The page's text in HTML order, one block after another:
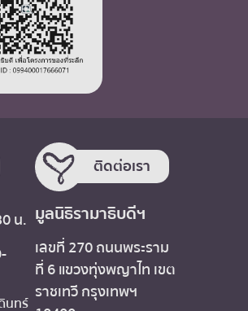
น.
นทร์
ติดต่อเรา
มูลนิธิรามาธิบดีฯ
เลขที่ 270 ถนนพระราม
ที่ 6 แขวงทุ่งพญาไท เขต
ราชเทวี กรุงเทพฯ